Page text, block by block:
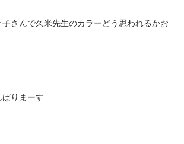
さんで久米先生のカラーどう思われるかお
りまーす